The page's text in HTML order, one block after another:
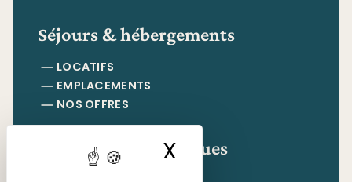
X Masquer le
Séjours & hébergements
LOCATIFS
EMPLACEMENTS
NOS OFFRES
Informations pratiques